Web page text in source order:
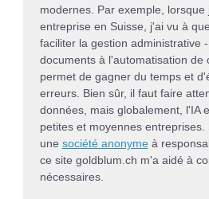
modernes. Par exemple, lorsque
entreprise en Suisse, j'ai vu à
faciliter la gestion administrative
documents à l'automatisation de
permet de gagner du temps et
erreurs. Bien sûr, il faut faire
données, mais globalement, l'IA
petites et moyennes
une société anonymeà
ce site goldblum.ch m'a aidé à
nécessaires.